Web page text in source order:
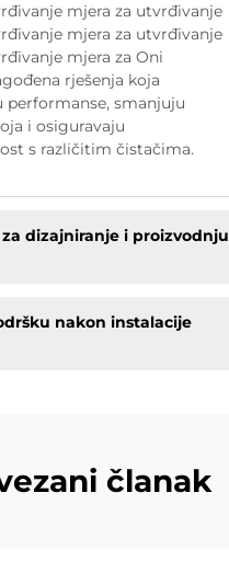
mjera za utvrđivanje
mjera za utvrđivanje
mjera za Oni
rješenja koja
performanse, smanjuju
i osiguravaju
s različitim čistačima.
dizajniranje i proizvodnju
nakon instalacije
članak